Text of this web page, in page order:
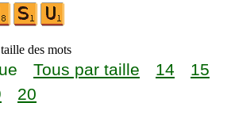
des mots
Tous par taille 14
15
20